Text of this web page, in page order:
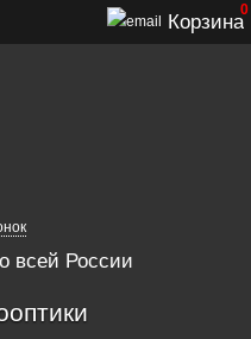
всей России
Корзина
0